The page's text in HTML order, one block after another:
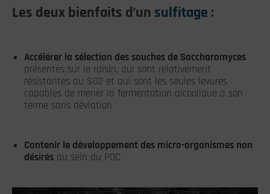
Les deux bienfaits d’un sulfitage :
Accélérer la sélection des souches de Saccharomyces
présentes sur le raisin, qui sont relativement
résistantes au SO2 et qui sont les seules levures
capables de mener la fermentation alcoolique à son
terme sans déviation
Contenir le développement des micro-organismes non
désirés au sein du PDC